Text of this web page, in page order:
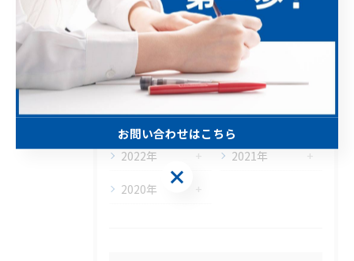
アーカイブ Archive
2026年 2023年
2022年 2021年
2020年
お問い合わせはこちら
お問い合わせはこちら